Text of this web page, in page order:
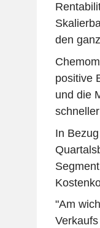
den
positive
und die
In
"Am